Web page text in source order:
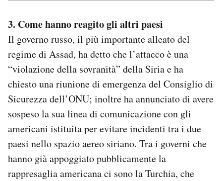
3. Come hanno reagito gli altri paesi
Il governo russo, il più importante alleato del
regime di Assad, ha detto che l’attacco è una
“violazione della sovranità” della Siria e ha
chiesto una riunione di emergenza del Consiglio di
Sicurezza dell’ONU; inoltre ha annunciato di avere
sospeso la sua linea di comunicazione con gli
americani istituita per evitare incidenti tra i due
paesi nello spazio aereo siriano. Tra i governi che
hanno già appoggiato pubblicamente la
rappresaglia americana ci sono la Turchia, che